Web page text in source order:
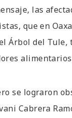
las
que en
Árbol del Tule,
se lograron
Cabrera